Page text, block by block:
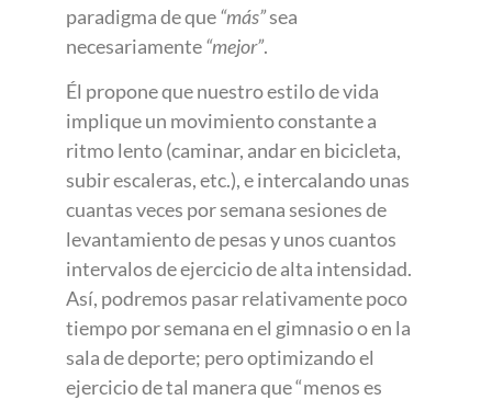
paradigma de que“más”sea
necesariamente“mejor”.
Él propone que nuestro estilo de vida
implique un movimiento constante a
ritmo lento (caminar, andar en bicicleta,
subir escaleras, etc.), e intercalando unas
cuantas veces por semana sesiones de
levantamiento de pesas y unos cuantos
intervalos de ejercicio de alta intensidad.
Así, podremos pasar relativamente poco
tiempo por semana en el gimnasio o en la
sala de deporte; pero optimizando el
ejercicio de tal manera que “menos es